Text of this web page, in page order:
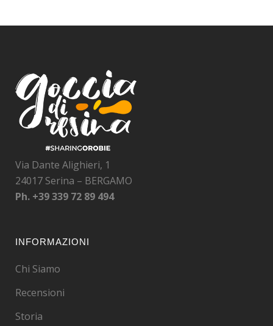
Via Dante Alighieri, 1
24017 Serina – BERGAMO
Ph. +39 339 72 89 494
INFORMAZIONI
Chi Siamo
Recensioni
Storia